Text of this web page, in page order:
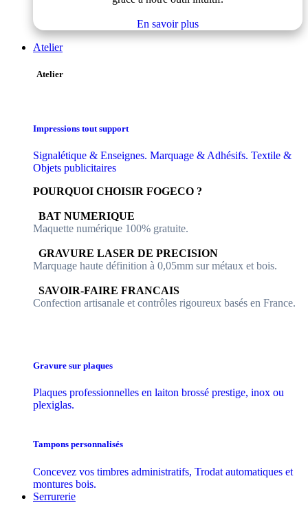
En savoir plus
Atelier
Atelier
Impressions tout support
Signalétique & Enseignes. Marquage & Adhésifs. Textile &
Objets publicitaires
POURQUOI CHOISIR FOGECO ?
​​ BAT NUMERIQUE
Maquette numérique 100% ​gratuite.
​GRAVURE LASER DE PRECISION
Marquage haute définition à 0,05mm sur métaux et bois.
​SAVOIR-FAIRE FRANCAIS
Confection artisanale et contrôles ​rigoureux basés en France.
Gravure sur plaques
Plaques professionnelles en laiton brossé prestige, inox ou
plexiglas.
Tampons personnalisés
Concevez vos timbres administratifs, Trodat automatiques et
montures bois.
Serrurerie